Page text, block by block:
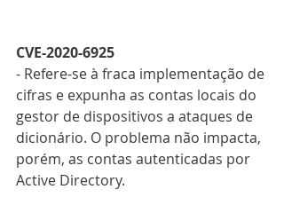
CVE-2020-6925
- Refere-se à fraca implementação de
cifras e expunha as contas locais do
gestor de dispositivos a ataques de
dicionário. O problema não impacta,
porém, as contas autenticadas por
Active Directory.